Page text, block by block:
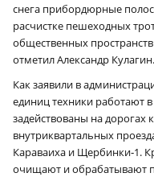
снега прибордюрные
расчистке пешеходных
общественных
отметил Александр Кулагин.
Как заявили в
единиц техники работают
задействованы на дорогах
внутриквартальных
Караваиха и Щербинки‑1.
очищают и обрабатывают